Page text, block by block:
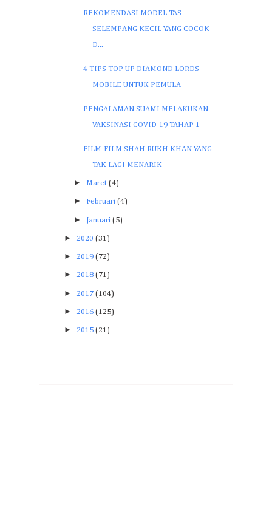
REKOMENDASI MODEL TAS
SELEMPANG KECIL YANG COCOK
D...
4 TIPS TOP UP DIAMOND LORDS
MOBILE UNTUK PEMULA
PENGALAMAN SUAMI MELAKUKAN
VAKSINASI COVID-19 TAHAP 1
FILM-FILM SHAH RUKH KHAN YANG
TAK LAGI MENARIK
► Maret (4)
► Februari (4)
► Januari (5)
► 2020 (31)
► 2019 (72)
► 2018 (71)
► 2017 (104)
► 2016 (125)
► 2015 (21)